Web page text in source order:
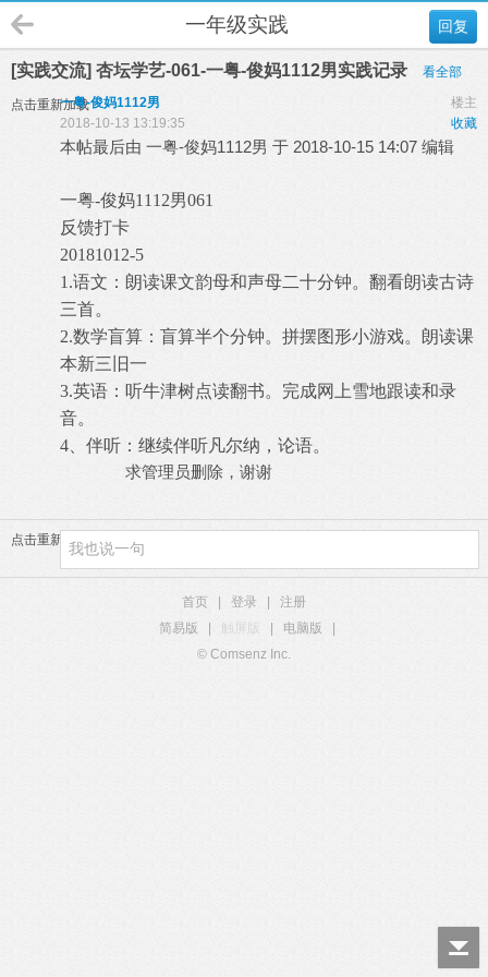
回复
一年级实践
[实践交流] 杏坛学艺-061-一粤-俊妈1112男实践记录 看全部
点击重新加载 楼主
一粤-俊妈1112男
收藏
2018-10-13 13:19:35
本帖最后由 一粤-俊妈1112男 于 2018-10-15 14:07 编辑
一粤-俊妈1112男061
反馈打卡
20181012-5
1.语文：朗读课文韵母和声母二十分钟。翻看朗读古诗
三首。
2.数学盲算：盲算半个分钟。拼摆图形小游戏。朗读课
本新三旧一
3.英语：听牛津树点读翻书。完成网上雪地跟读和录
音。
4 、伴听：继续伴听凡尔纳，论语。
求管理员删除，谢谢
点击重新加载
首页 登录
注册
简易版
触屏版 电脑版
© Comsenz Inc.